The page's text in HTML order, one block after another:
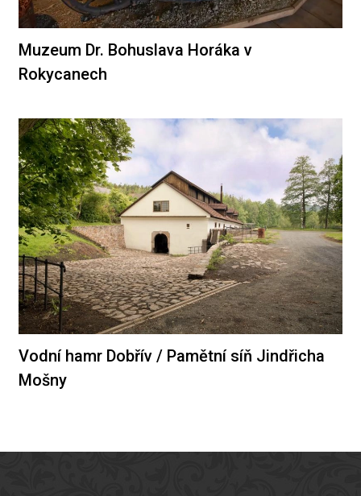
Muzeum Dr. Bohuslava Horáka v
Rokycanech
Vodní hamr Dobřív / Pamětní síň Jindřicha
Mošny